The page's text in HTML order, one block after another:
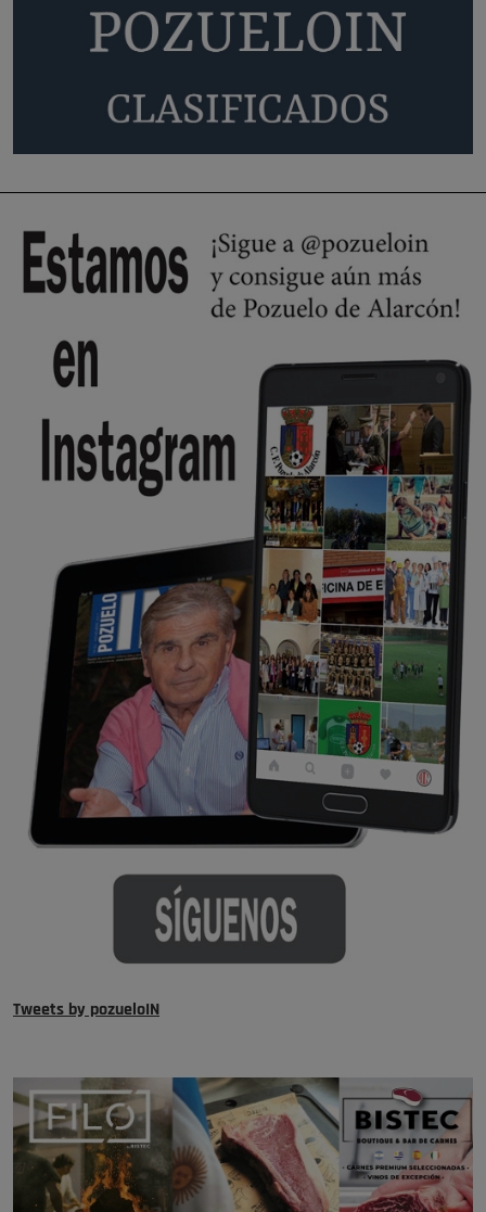
🔴 EXCLUSIVA | El comisario de la …
Pozuelo de Alarcón
🔴 EXCLUSIVA | El comisario de la …
🔴 EXCLUSIVA | El comisario de la …
Y ese quien es, apenas se ven patrullas en la estación, como si se van
🔴 EXCLUSIVA | El comisario de la …
Tweets by pozueloIN